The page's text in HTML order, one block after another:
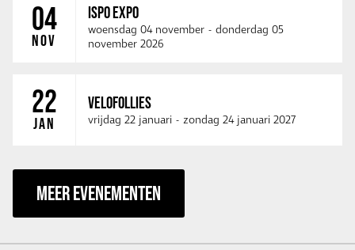
04
NOV
ISPO EXPO
woensdag 04 november - donderdag 05
november 2026
22
JAN
VELOFOLLIES
vrijdag 22 januari - zondag 24 januari 2027
MEER EVENEMENTEN